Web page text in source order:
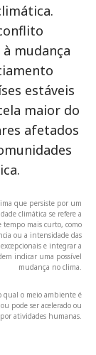
mudança
estáveis
maior do
afetados
que persiste por um
climática se refere a
tempo mais curto, como
ou a intensidade das
e integrar a
indicar uma possível
mudança no clima.
qual o meio ambiente é
pode ser acelerado ou
atividades humanas.